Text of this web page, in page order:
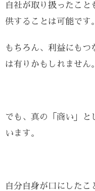
自社が取り扱ったこ
供することは可能です。
もちろん、利益にもつ
は有りかもしれません。
でも、真の「商い」と
います。
自分自身が口にしたこ